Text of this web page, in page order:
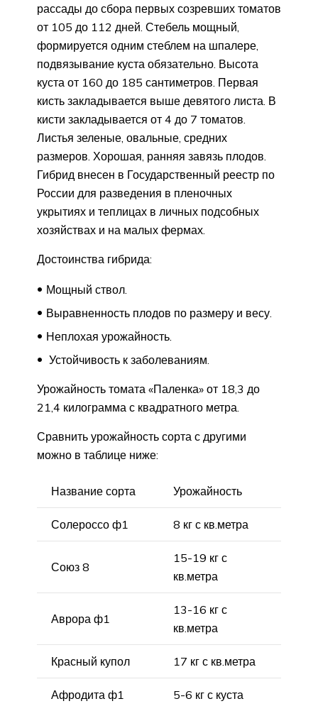
рассады до сбора первых созревших томатов
от 105 до 112 дней. Стебель мощный,
формируется одним стеблем на шпалере,
подвязывание куста обязательно. Высота
куста от 160 до 185 сантиметров. Первая
кисть закладывается выше девятого листа. В
кисти закладывается от 4 до 7 томатов.
Листья зеленые, овальные, средних
размеров. Хорошая, ранняя завязь плодов.
Гибрид внесен в Государственный реестр по
России для разведения в пленочных
укрытиях и теплицах в личных подсобных
хозяйствах и на малых фермах.
Достоинства гибрида:
Мощный ствол.
Выравненность плодов по размеру и весу.
Неплохая урожайность.
Устойчивость к заболеваниям.
Урожайность томата «Паленка» от 18,3 до
21,4 килограмма с квадратного метра.
Сравнить урожайность сорта с другими
можно в таблице ниже:
Название сорта Урожайность
Солероссо ф1 8 кг с кв.метра
Союз 8
15-19 кг с
кв.метра
Аврора ф1
13-16 кг с
кв.метра
Красный купол 17 кг с кв.метра
Афродита ф1 5-6 кг с куста